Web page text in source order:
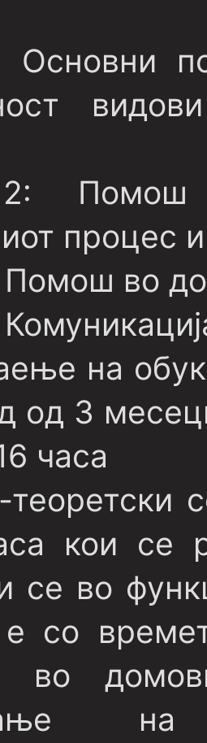
Основни
: Помош
процес
Помош во
на
од 3
часа
теоретски
кои се
се во
е со
во
на